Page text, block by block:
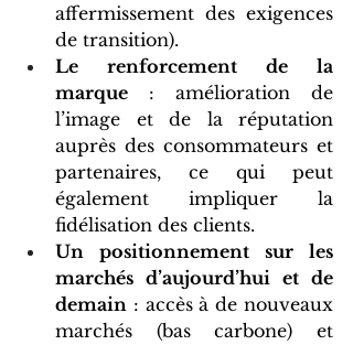
affermissement des exigences
de transition).
Le renforcement de la
marque : amélioration de
l’image et de la réputation
auprès des consommateurs et
partenaires, ce qui peut
également impliquer la
fidélisation des clients.
Un positionnement sur les
marchés d’aujourd’hui et de
demain : accès à de nouveaux
marchés (bas carbone) et